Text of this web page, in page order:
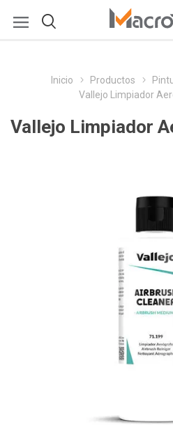
Inicio Productos
Vallejo Limpiador
Vallejo Limpiador